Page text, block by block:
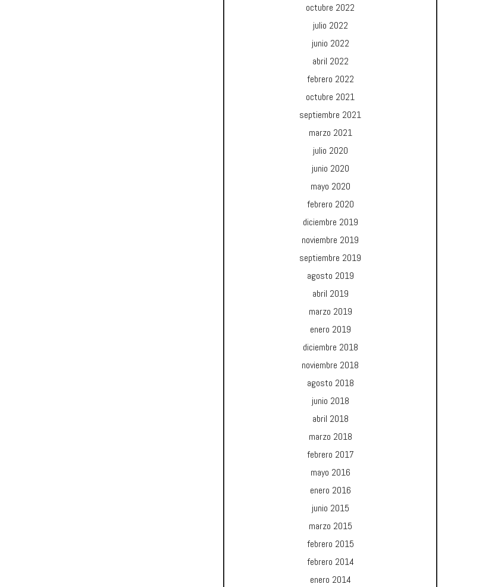
octubre 2022
julio 2022
junio 2022
abril 2022
febrero 2022
octubre 2021
septiembre 2021
marzo 2021
julio 2020
junio 2020
mayo 2020
febrero 2020
diciembre 2019
noviembre 2019
septiembre 2019
agosto 2019
abril 2019
marzo 2019
enero 2019
diciembre 2018
noviembre 2018
agosto 2018
junio 2018
abril 2018
marzo 2018
febrero 2017
mayo 2016
enero 2016
junio 2015
marzo 2015
febrero 2015
febrero 2014
enero 2014